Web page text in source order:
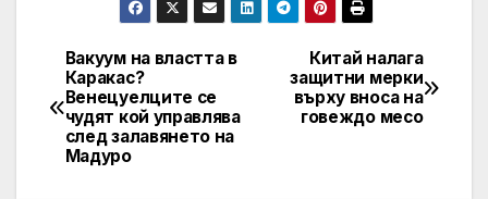
Post
navigation
Китай налага
защитни мерки
върху вноса на
говеждо месо
Вакуум на властта в
Каракас?
Венецуелците се
чудят кой управлява
след залавянето на
Мадуро